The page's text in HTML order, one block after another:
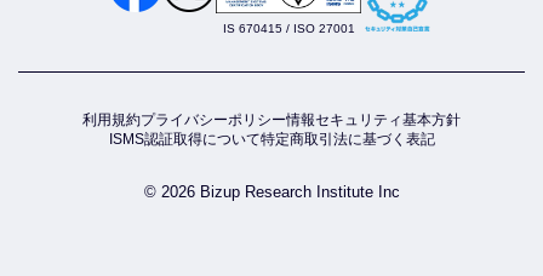
IS 670415 / ISO 27001
利用規約プライバシーポリシー情報セキュリティ基本方針
ISMS認証取得について特定商取引法に基づく表記
© 2026 Bizup Research Institute Inc